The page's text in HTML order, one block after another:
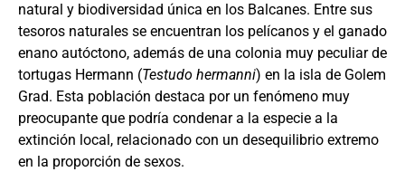
natural y biodiversidad única en los Balcanes. Entre sus
tesoros naturales se encuentran los pelícanos y el ganado
enano autóctono, además de una colonia muy peculiar de
tortugas Hermann (Testudo hermanni) en la isla de Golem
Grad. Esta población destaca por un fenómeno muy
preocupante que podría condenar a la especie a la
extinción local, relacionado con un desequilibrio extremo
en la proporción de sexos.